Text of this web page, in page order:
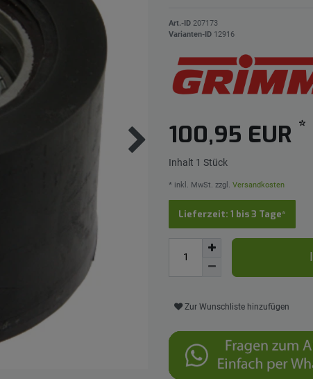
Art.-ID 207173
Varianten-ID 12916
100,95 EUR *
Inhalt 1 Stück
* inkl. MwSt. zzgl. Versandkosten
Lieferzeit: 1 bis 3 Tage*
Zur Wunschliste hinzufügen